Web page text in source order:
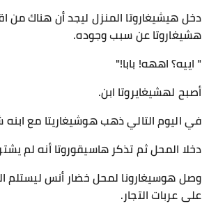
دخل هيشيغاروتا المنزل ليجد أن هناك
هشيغاروتا عن سبب وجوده.
" اييه؟ اههه! بابا!"
أصبح لهشيغايروتا ابن.
في اليوم التالي ذهب هوشيغاريتا مع ابنه
دخلا المحل ثم تذكر هاسيقوروتا أنه لم
وصل هوسيغارونا لمحل خضار أنس ليستلم
على عربات التجار.